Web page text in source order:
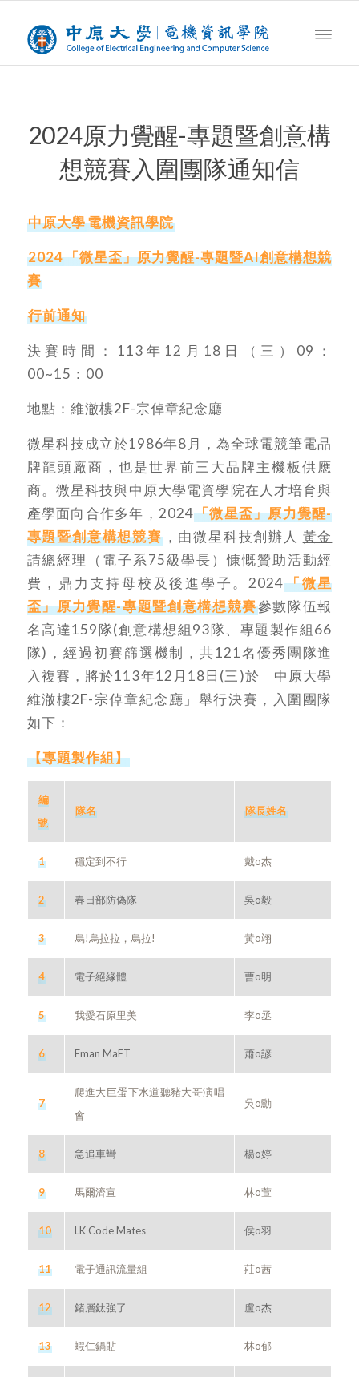
2024原力覺醒-專題暨創意構
想競賽入圍團隊通知信
中原大學電機資訊學院
2024「微星盃」原力覺醒-專題暨AI創意構想競
賽
行前通知
決賽時間：113年12月18日（三）09：
00~15：00
地點：維澈樓2F-宗倬章紀念廳
微星科技成立於1986年8月，為全球電競筆電品
牌龍頭廠商，也是世界前三大品牌主機板供應
商。微星科技與中原大學電資學院在人才培育與
產學面向合作多年，2024「微星盃」原力覺醒-
專題暨創意構想競賽，由微星科技創辦人 黃金
請總經理
（電子系75級學長）慷慨贊助活動經
費，鼎力支持母校及後進學子。2024「微星
盃」原力覺醒-專題暨創意構想競賽參數隊伍報
名高達159隊(創意構想組93隊、專題製作組66
隊)，經過初賽篩選機制，共121名優秀團隊進
入複賽，將於113年12月18日(三)於「中原大學
維澈樓2F-宗倬章紀念廳」舉行決賽，入圍團隊
如下：
【專題製作組】
編
號
隊名 隊長姓名
1 穩定到不行 戴o杰
2 春日部防偽隊 吳o毅
3 烏!烏拉拉，烏拉! 黃o翊
4 電子絕緣體 曹o明
5 我愛石原里美 李o丞
6 Eman MaET 蕭o諺
7
爬進大巨蛋下水道聽豬大哥演唱
會
吳o勳
8 急追車彎 楊o婷
9 馬爾濟宣 林o萱
10 LK Code Mates 侯o羽
11 電子通訊流量組 莊o茜
12 鍺層鈦強了 盧o杰
13 蝦仁鍋貼 林o郁